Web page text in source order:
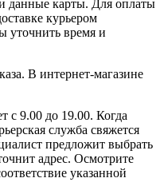
данные карты. Для оплаты
курьером
уточнить время и
В интернет-магазине
с 9.00 до 19.00. Когда
служба свяжется
предложит выбрать
адрес. Осмотрите
указанной